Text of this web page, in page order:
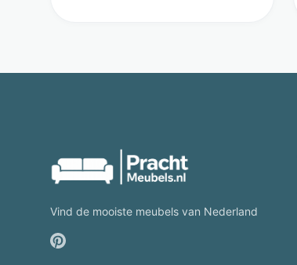
Vind de mooiste meubels van Nederland